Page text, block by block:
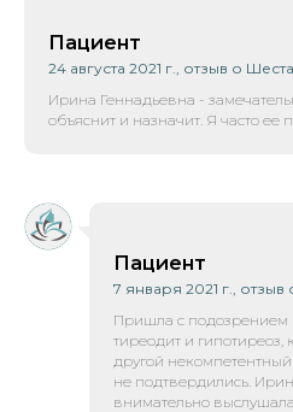
Пациент
24 августа 2021 г., отзыв о
Ирина Геннадьевна -
объяснит и назначит. Я часто ее
Пациент
7 января 2021 г.,
Пришла с подозрением
тиреодит и гипотиреоз,
другой
не подтвердились.
внимательно